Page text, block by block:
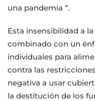
una pandemia “.
Esta insensibilidad a
combinado con un
individuales para
contra las
negativa a usar
la destitución de los